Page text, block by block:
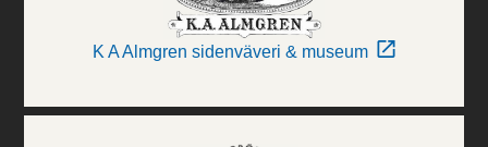
K A Almgren sidenväveri & museum